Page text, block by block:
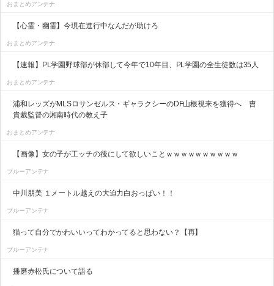
おまとめアンテナ
【心霊・幽霊】今現在進行中なんだが助けろ
おまとめアンテナ
【速報】PL学園野球部が休部して今年で10年目、PL学園の全生徒数は35人
おまとめアンテナ
浦和レッズがMLSロサンゼルス・ギャラクシーのDF山根視来を獲得へ 曺
貴裁監督の湘南時代の教え子
おまとめアンテナ
【画像】女の子が工ッチの後にして欲しいことｗｗｗｗｗｗｗｗｗｗ
ブルーアンテナ
中川朋美 １メートル越えの大迫力白おっぱい！！
ブルーアンテナ
猫って自分でかわいいってわかってると思わない？【再】
ブルーアンテナ
播磨赤松氏について語る